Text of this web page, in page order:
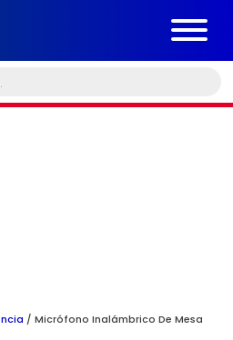
/ Micrófono Inalámbrico De Mesa